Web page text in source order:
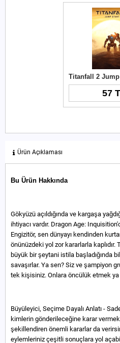
57
Ürün Açıklaması
Bu Ürün Hakkında
Gökyüzü açıldığında ve kargaşa
ihtiyacı vardır. Dragon Age:
Engizitör, sen dünyayı kendinden
önünüzdeki yol zor kararlarla
büyük bir şeytani istila başladığında
savaşırlar. Ya sen? Siz ve şampiyon
tek kişisiniz. Onlara öncülük etmek
Büyüleyici, Seçime Dayalı Anlatı -
kimlerin gönderileceğine karar
şekillendiren önemli kararlar da
eylemleriniz çeşitli sonuçlara yol